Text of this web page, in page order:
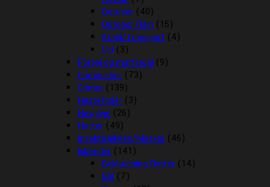
Outdoor (40)
Outdoor Rain (15)
Stald/Transport (4)
Uld (3)
Fortøj og martingal (9)
Gamascher (73)
Grimer (139)
Hestefoder (3)
Hovpleje (26)
Hutter (49)
Insektdækken/Masker (46)
Islænder (141)
Beklædning Rytter (14)
Bid (7)